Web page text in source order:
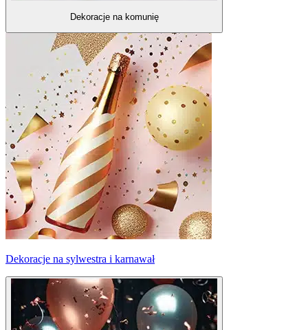
Dekoracje na komunię
Dekoracje na sylwestra i karnawał